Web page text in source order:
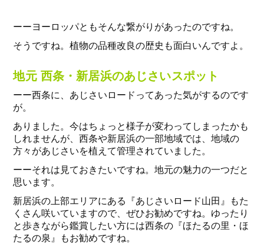
ーーヨーロッパともそんな繋がりがあったのですね。
そうですね。植物の品種改良の歴史も面白いんですよ。
地元 西条・新居浜のあじさいスポット
ーー西条に、あじさいロードってあった気がするのです
が。
ありました。今はちょっと様子が変わってしまったかも
しれませんが、西条や新居浜の一部地域では、地域の
方々があじさいを植えて管理されていました。
ーーそれは見ておきたいですね。地元の魅力の一つだと
思います。
新居浜の上部エリアにある『あじさいロード山田』もた
くさん咲いていますので、ぜひお勧めですね。ゆったり
と歩きながら鑑賞したい方には西条の『ほたるの里・ほ
たるの泉』もお勧めですね。